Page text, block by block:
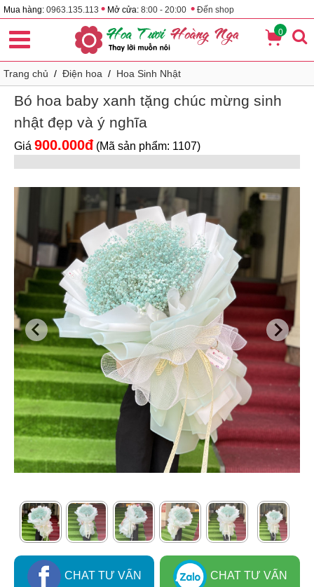
Mua hàng: 0963.135.113 • Mở cửa: 8:00 - 20:00 • Đến shop
0
Trang chủ / Điện hoa / Hoa Sinh Nhật
Bó hoa baby xanh tặng chúc mừng sinh
nhật đẹp và ý nghĩa
Giá 900.000đ (Mã sản phẩm: 1107)
CHAT TƯ VẤN CHAT TƯ VẤN